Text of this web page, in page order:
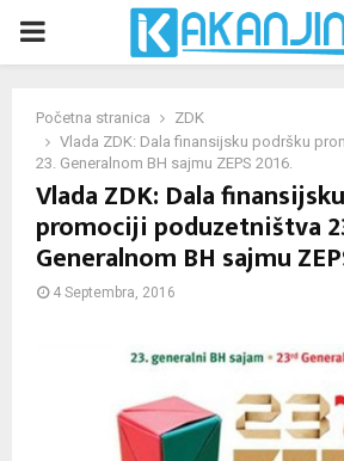
PRIMARY
Početna stranica
ZDK
Vlada ZDK: Dala finansijsku podršku
23. Generalnom BH sajmu ZEPS 2016.
Vlada ZDK: Dala
promociji poduzetništva
Generalnom BH sajmu
4 Septembra, 2016